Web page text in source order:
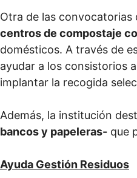
Otra de las convocatorias
centros de compostaje
domésticos. A través de
ayudar a los consistorios
implantar la recogida
Además, la institución
bancos y papeleras- que
Ayuda Gestión Residuos